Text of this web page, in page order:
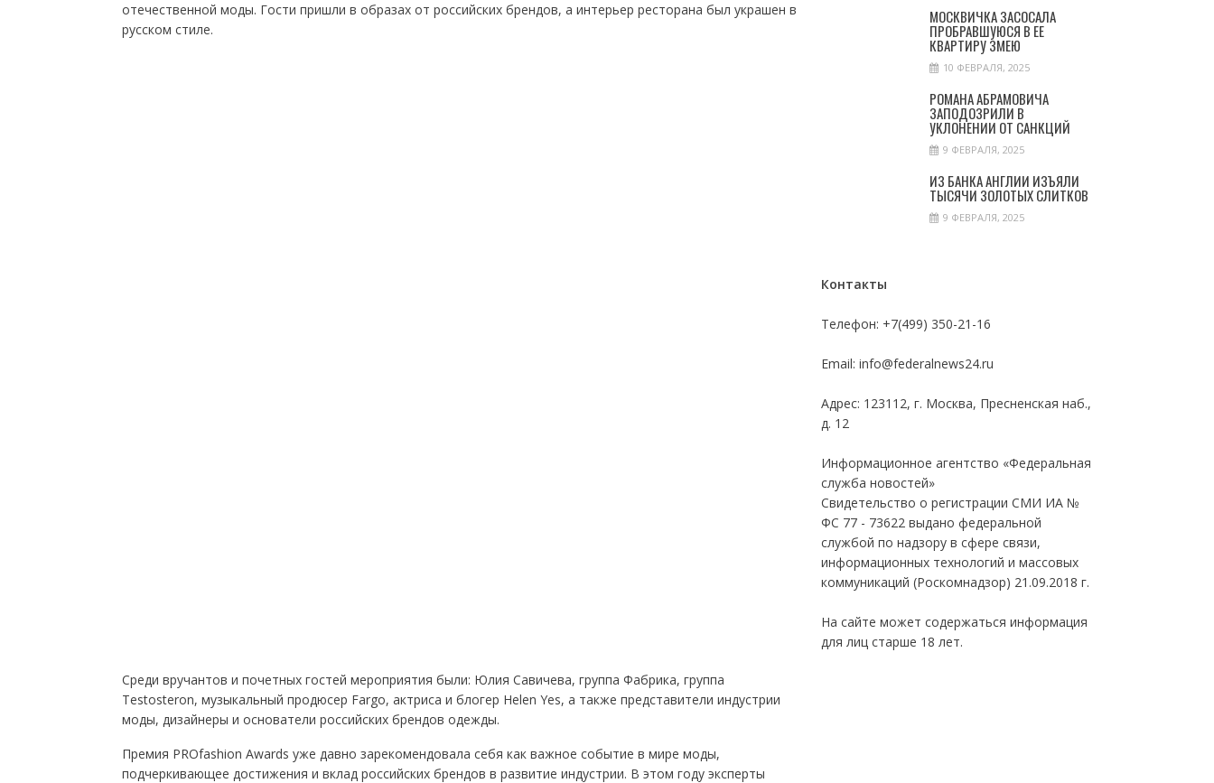
отечественной моды. Гости пришли в образах от российских брендов, а интерьер ресторана был украшен в
русском стиле.
Среди вручантов и почетных гостей мероприятия были: Юлия Савичева, группа Фабрика, группа
Testosteron, музыкальный продюсер Fargo, актриса и блогер Helen Yes, а также представители индустрии
моды, дизайнеры и основатели российских брендов одежды.
Премия PROfashion Awards уже давно зарекомендовала себя как важное событие в мире моды,
подчеркивающее достижения и вклад российских брендов в развитие индустрии. В этом году эксперты
МОСКВИЧКА ЗАСОСАЛА
ПРОБРАВШУЮСЯ В ЕЕ
КВАРТИРУ ЗМЕЮ
10 ФЕВРАЛЯ, 2025
РОМАНА АБРАМОВИЧА
ЗАПОДОЗРИЛИ В
УКЛОНЕНИИ ОТ САНКЦИЙ
9 ФЕВРАЛЯ, 2025
ИЗ БАНКА АНГЛИИ ИЗЪЯЛИ
ТЫСЯЧИ ЗОЛОТЫХ СЛИТКОВ
9 ФЕВРАЛЯ, 2025
Контакты
Телефон: +7(499) 350-21-16
Email: info@federalnews24.ru
Адрес: 123112, г. Москва, Пресненская наб.,
д. 12
Информационное агентство «Федеральная
служба новостей»
Свидетельство о регистрации СМИ ИА №
ФС 77 - 73622 выдано федеральной
службой по надзору в сфере связи,
информационных технологий и массовых
коммуникаций (Роскомнадзор) 21.09.2018 г.
На сайте может содержаться информация
для лиц старше 18 лет.